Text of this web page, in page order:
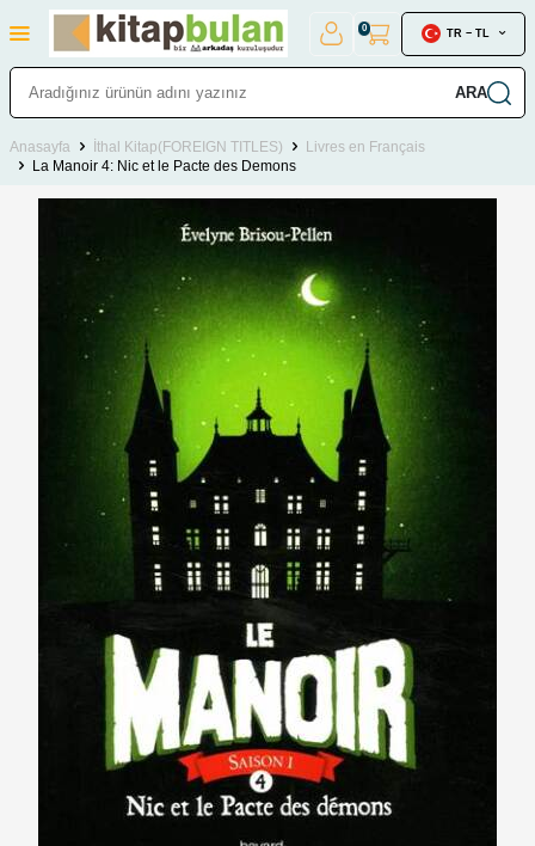
ARA
0 TR − TL
Anasayfa İthal Kitap(FOREIGN TITLES)
Livres en Français
La Manoir 4: Nic et le Pacte des Demons